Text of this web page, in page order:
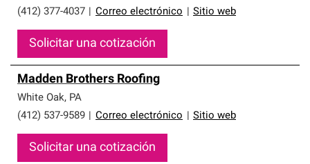
(412) 377-4037
Correo electrónico Sitio web
Solicitar una cotización
Madden Brothers Roofing
White Oak, PA
(412) 537-9589
Correo electrónico Sitio web
Solicitar una cotización